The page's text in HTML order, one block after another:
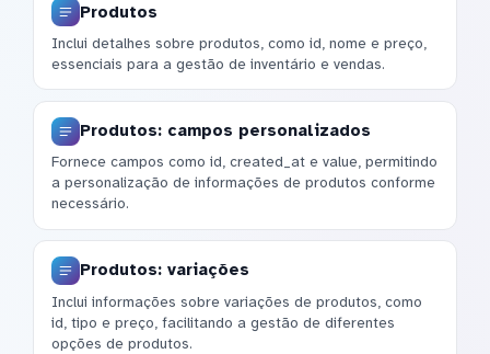
Produtos
Inclui detalhes sobre produtos, como id, nome e preço,
essenciais para a gestão de inventário e vendas.
Produtos: campos personalizados
Fornece campos como id, created_at e value, permitindo
a personalização de informações de produtos conforme
necessário.
Produtos: variações
Inclui informações sobre variações de produtos, como
id, tipo e preço, facilitando a gestão de diferentes
opções de produtos.